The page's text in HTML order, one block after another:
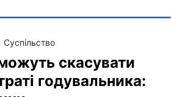
Суспільство
скасувати
годувальника: